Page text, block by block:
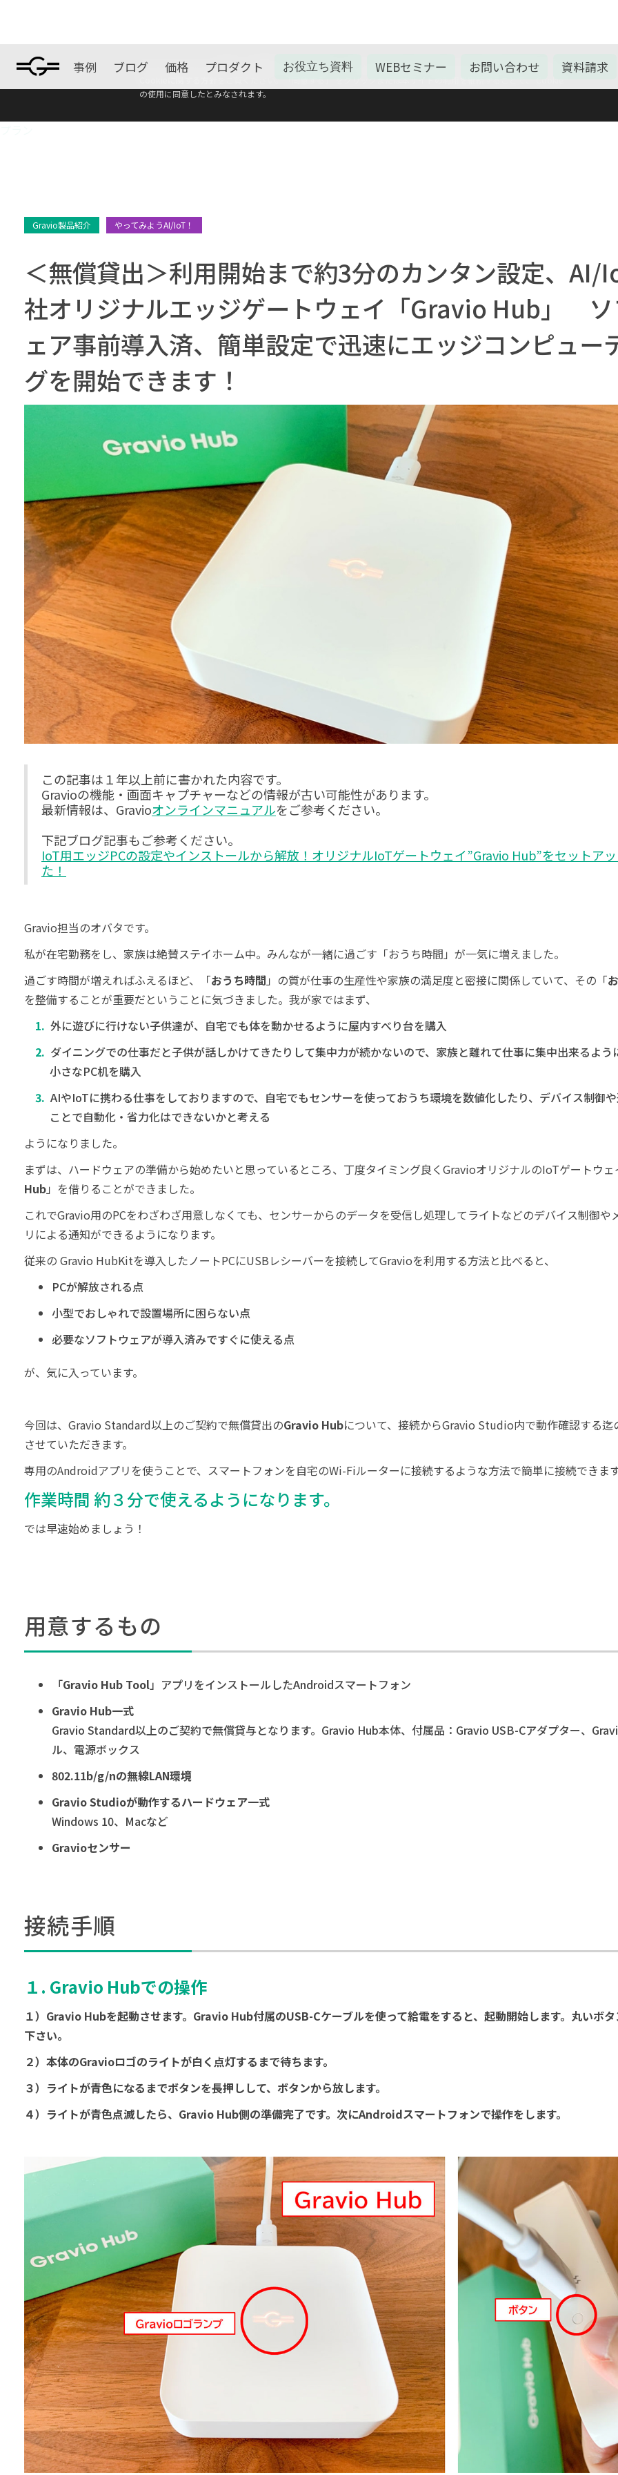
事例 ブログ 価格 プロダクト お役立ち資料 WEBセミナー お問い合わせ 資料請求
本ウェブサイトは、利便性、品質維持·向上を目的に、Cookieを使用しております。詳しくは 本ウェブサイトの
の使用に同意したとみなされます。
ブログ
Gravio製品紹介 やってみようAI/IoT！
＜無償貸出＞利用開始まで約3分のカンタン設定、AI/
社オリジナルエッジゲートウェイ「Gravio Hub」 ソ
ェア事前導入済、簡単設定で迅速にエッジコンピュー
グを開始できます！
この記事は１年以上前に書かれた内容です。
Gravioの機能・画面キャプチャーなどの情報が古い可能性があります。
最新情報は、Gravioオンラインマニュアルをご参考ください。
下記ブログ記事もご参考ください。
IoT用エッジPCの設定やインストールから解放！オリジナルIoTゲートウェイ”Gravio Hub”をセットア
た！
Gravio担当のオバタです。
私が在宅勤務をし、家族は絶賛ステイホーム中。みんなが一緒に過ごす「おうち時間」が一気に増えました。
過ごす時間が増えればふえるほど、「おうち時間 」の質が仕事の生産性や家族の満足度と密接に関係していて、その「
を整備することが重要だということに気づきました。我が家ではまず、
外に遊びに行けない子供達が、自宅でも体を動かせるように屋内すべり台を購入
ダイニングでの仕事だと子供が話しかけてきたりして集中力が続かないので、家族と離れて仕事に集中出来るよう
小さなPC机を購入
AIやIoTに携わる仕事をしておりますので、自宅でもセンサーを使っておうち環境を数値化したり、デバイス制御
ことで自動化・省力化はできないかと考える
ようになりました。
まずは、ハードウェアの準備から始めたいと思っているところ、丁度タイミング良くGravioオリジナルのIoTゲートウェ
Hub」を借りることができました。
これでGravio用のPCをわざわざ用意しなくても、センサーからのデータを受信し処理してライトなどのデバイス制御や
リによる通知ができるようになります。
従来の Gravio HubKitを導入したノートPCにUSBレシーバーを接続してGravioを利用する方法と比べると、
PCが解放される点
小型でおしゃれで設置場所に困らない点
必要なソフトウェアが導入済みですぐに使える点
が、気に入っています。
今回は、Gravio Standard以上のご契約で無償貸出のGravio Hubについて、接続からGravio Studio内で動作確認する迄
させていただきます。
専用のAndroidアプリを使うことで、スマートフォンを自宅のWi-Fiルーターに接続するような方法で簡単に接続できます
作業時間 約３分で使えるようになります。
では早速始めましょう！
用意するもの
「Gravio Hub Tool」アプリをインストールしたAndroidスマートフォン
Gravio Hub一式
Gravio Standard以上のご契約で無償貸与となります。Gravio Hub本体、付属品：Gravio USB-Cアダプター、
ル、電源ボックス
802.11b/g/nの無線LAN環境
Gravio Studioが動作するハードウェア一式
Windows 10、Macなど
Gravioセンサー
接続手順
１. Gravio Hubでの操作
１）Gravio Hubを起動させます。Gravio Hub付属のUSB-Cケーブルを使って給電をすると、起動開始します。丸いボ
下さい。
２）本体のGravioロゴのライトが白く点灯するまで待ちます。
３）ライトが青色になるまでボタンを長押しして、ボタンから放します。
４）ライトが青色点滅したら、Gravio Hub側の準備完了です。次にAndroidスマートフォンで操作をします。